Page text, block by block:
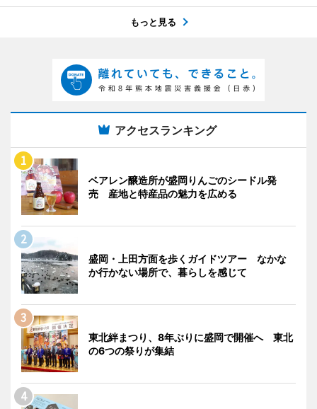
もっと見る
アクセスランキング
ベアレン醸造所が盛岡りんごのシードル発
売 産地と特産品の魅力を広める
盛岡・上田方面を歩くガイドツアー なかな
か行かない場所で、暮らしを感じて
東北絆まつり、8年ぶりに盛岡で開催へ 東北
の6つの祭りが集結